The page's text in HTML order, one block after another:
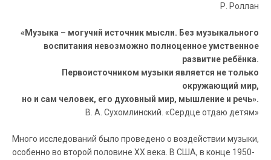
Р. Роллан
«Музыка – могучий источник мысли. Без музыкального
воспитания невозможно полноценное умственное
развитие ребёнка.
Первоисточником музыки является не только
окружающий мир,
но и сам человек, его духовный мир, мышление и речь».
В. А. Сухомлинский. «Сердце отдаю детям»
Много исследований было проведено о воздействии музыки,
особенно во второй половине ХХ века. В США, в конце 1950-